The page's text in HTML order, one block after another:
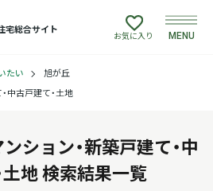
宅総合サイト
買いたい
建てたい
お気に入り MENU
たい
旭が丘
中古戸建て・土地
ション・新築戸建て・中
土地検索結果一覧